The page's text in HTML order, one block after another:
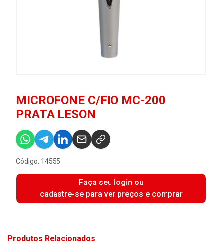
MICROFONE C/FIO MC-200
PRATA LESON
Código: 14555
Faça seu login ou
cadastre-se para ver preços e comprar
Produtos Relacionados